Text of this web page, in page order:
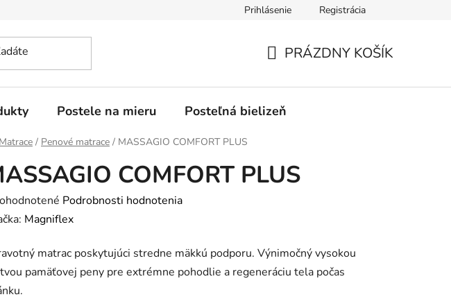
Prihlásenie Registrácia
KOŠÍK
PRÁZDNY KOŠÍK
Postele na mieru Posteľná bielizeň
Matrace / Penové matrace / MASSAGIO COMFORT PLUS
COMFORT PLUS
Podrobnosti hodnotenia
Magniflex
matrac poskytujúci stredne mäkkú podporu. Výnimočný vysokou
pamäťovej peny pre extrémne pohodlie a regeneráciu tela počas